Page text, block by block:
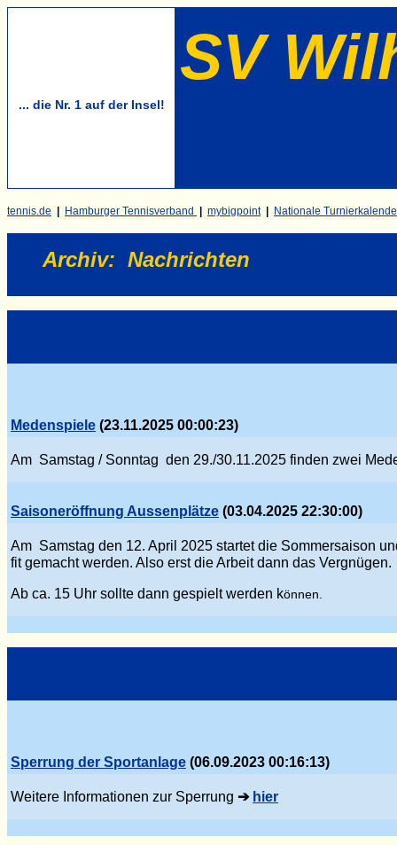
... die Nr. 1 auf der Insel!
SV
tennis.de Hamburger Tennisverband mybigpoint Nationale
Archiv: Nachrichten
Medenspiele (23.11.2025 00:00:23)
Am Samstag / Sonntag den 29./30.11.2025 finden zwei
Saisoneröffnung Aussenplätze (03.04.2025 22:30:00)
Am Samstag den 12. April 2025 startet die Sommersaison
fit gemacht werden. Also erst die Arbeit dann das Vergnügen.
Ab ca. 15 Uhr sollte dann gespielt werden können.
Sperrung der Sportanlage (06.09.2023 00:16:13)
Weitere Informationen zur Sperrung ➔ hier